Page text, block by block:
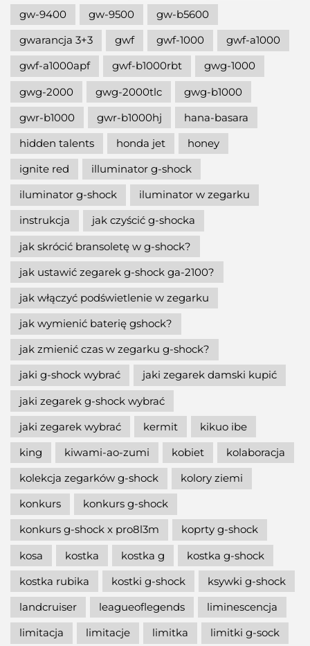
gw-9400
gw-9500
gw-b5600
gwarancja 3+3
gwf gwf-1000
gwf-a1000
gwf-a1000apf
gwf-b1000rbt
gwg-1000
gwg-2000
gwg-2000tlc
gwg-b1000
gwr-b1000
gwr-b1000hj
hana-basara
hidden talents
honda jet
honey
ignite red
illuminator g-shock
iluminator g-shock
iluminator w zegarku
instrukcja
jak czyścić g-shocka
jak skrócić bransoletę w g-shock?
jak ustawić zegarek g-shock ga-2100?
jak włączyć podświetlenie w zegarku
jak wymienić baterię gshock?
jak zmienić czas w zegarku g-shock?
jaki g-shock wybrać
jaki zegarek damski kupić
jaki zegarek g-shock wybrać
jaki zegarek wybrać
kermit
kikuo ibe
king
kiwami-ao-zumi kobiet
kolaboracja
kolekcja zegarków g-shock
kolory ziemi
konkurs
konkurs g-shock
konkurs g-shock x pro8l3m
koprty g-shock
kosa
kostka kostka g
kostka g-shock
kostka rubika
kostki g-shock
ksywki g-shock
landcruiser
leagueoflegends
liminescencja
limitacja
limitacje limitka
limitki g-sock